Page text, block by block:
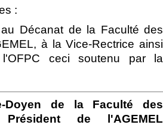
:
Décanat de la Faculté des
à la Vice-Rectrice ainsi
ceci soutenu par la
Doyen de la Faculté des
de l'AGEMEL